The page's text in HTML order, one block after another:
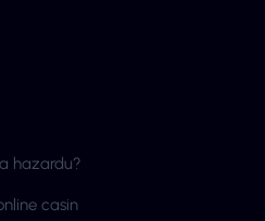
hazardu?
casin